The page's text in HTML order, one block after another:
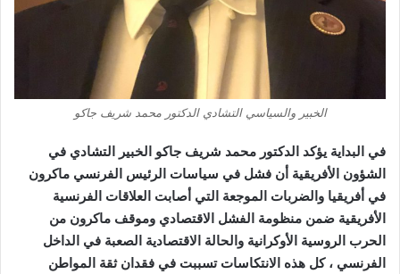
الخبير والسياسي التشادي الدكتور محمد شريف جاكو
في البداية يؤكد الدكتور محمد شريف جاكو الخبير التشادي في
الشؤون الأفريقية أن فشل في سياسات الرئيس الفرنسي ماكرون
في أفريقيا والضربات الموجعة التي أصابت العلاقات الفرنسية
الأفريقية ضمن منظومة الفشل الاقتصادي وموقف ماكرون من
الحرب الروسية الأوكرانية والحالة الاقتصادية الصعبة في الداخل
الفرنسي ، كل هذه الانتكاسات تسببت في فقدان ثقة المواطن